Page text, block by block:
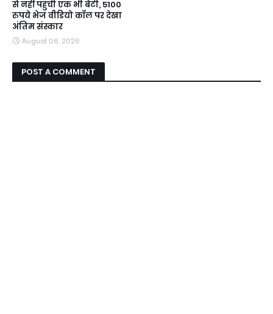
से नहीं पहुंची एक भी बेटी, 5100
रुपये भेज वीडियो कॉल पर देखा
अंतिम संस्कार
August 06, 2026
POST A COMMENT